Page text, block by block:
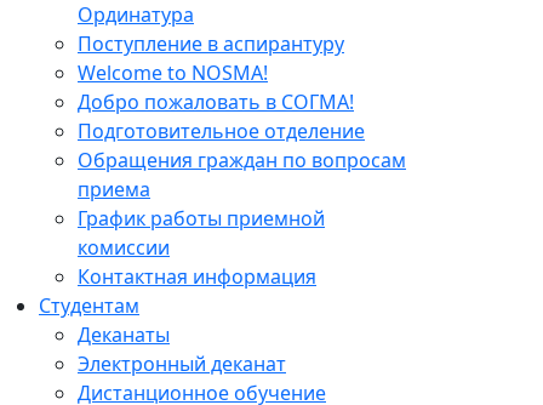
Ординатура
Поступление в аспирантуру
Welcome to NOSMA!
Добро пожаловать в СОГМА!
Подготовительное отделение
Обращения граждан по вопросам
приема
График работы приемной
комиссии
Контактная информация
Студентам
Деканаты
Электронный деканат
Дистанционное обучение